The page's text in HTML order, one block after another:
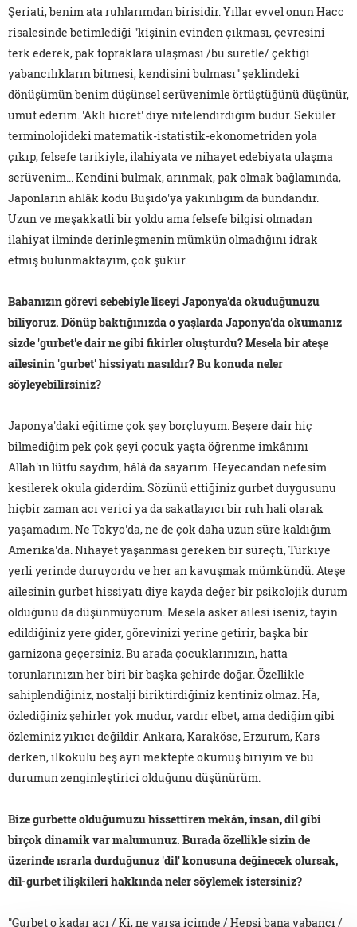
Şeriati, benim ata ruhlarımdan birisidir. Yıllar evvel onun Hacc
risalesinde betimlediği "kişinin evinden çıkması, çevresini
terk ederek, pak topraklara ulaşması /bu suretle/ çektiği
yabancılıkların bitmesi, kendisini bulması" şeklindeki
dönüşümün benim düşünsel serüvenimle örtüştüğünü düşünür,
umut ederim. 'Akli hicret' diye nitelendirdiğim budur. Seküler
terminolojideki matematik-istatistik-ekonometriden yola
çıkıp, felsefe tarikiyle, ilahiyata ve nihayet edebiyata ulaşma
serüvenim... Kendini bulmak, arınmak, pak olmak bağlamında,
Japonların ahlâk kodu Buşido'ya yakınlığım da bundandır.
Uzun ve meşakkatli bir yoldu ama felsefe bilgisi olmadan
ilahiyat ilminde derinleşmenin mümkün olmadığını idrak
etmiş bulunmaktayım, çok şükür.
Babanızın görevi sebebiyle liseyi Japonya'da okuduğunuzu
biliyoruz. Dönüp baktığınızda o yaşlarda Japonya'da okumanız
sizde 'gurbet'e dair ne gibi fikirler oluşturdu? Mesela bir ateşe
ailesinin 'gurbet' hissiyatı nasıldır? Bu konuda neler
söyleyebilirsiniz?
Japonya'daki eğitime çok şey borçluyum. Beşere dair hiç
bilmediğim pek çok şeyi çocuk yaşta öğrenme imkânını
Allah'ın lütfu saydım, hâlâ da sayarım. Heyecandan nefesim
kesilerek okula giderdim. Sözünü ettiğiniz gurbet duygusunu
hiçbir zaman acı verici ya da sakatlayıcı bir ruh hali olarak
yaşamadım. Ne Tokyo'da, ne de çok daha uzun süre kaldığım
Amerika'da. Nihayet yaşanması gereken bir süreçti, Türkiye
yerli yerinde duruyordu ve her an kavuşmak mümkündü. Ateşe
ailesinin gurbet hissiyatı diye kayda değer bir psikolojik durum
olduğunu da düşünmüyorum. Mesela asker ailesi iseniz, tayin
edildiğiniz yere gider, görevinizi yerine getirir, başka bir
garnizona geçersiniz. Bu arada çocuklarınızın, hatta
torunlarınızın her biri bir başka şehirde doğar. Özellikle
sahiplendiğiniz, nostalji biriktirdiğiniz kentiniz olmaz. Ha,
özlediğiniz şehirler yok mudur, vardır elbet, ama dediğim gibi
özleminiz yıkıcı değildir. Ankara, Karaköse, Erzurum, Kars
derken, ilkokulu beş ayrı mektepte okumuş biriyim ve bu
durumun zenginleştirici olduğunu düşünürüm.
Bize gurbette olduğumuzu hissettiren mekân, insan, dil gibi
birçok dinamik var malumunuz. Burada özellikle sizin de
üzerinde ısrarla durduğunuz 'dil' konusuna değinecek olursak,
dil-gurbet ilişkileri hakkında neler söylemek istersiniz?
"Gurbet o kadar acı / Ki, ne varsa içimde / Hepsi bana yabancı /